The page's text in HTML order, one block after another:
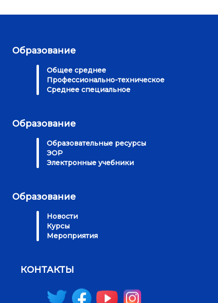
Образование
Общее среднее
Профессионально-техническое
Среднее специальное
Образование
Образовательные ресурсы
ЭОР
Электронные учебники
Образование
Новости
Курсы
Мероприятия
КОНТАКТЫ